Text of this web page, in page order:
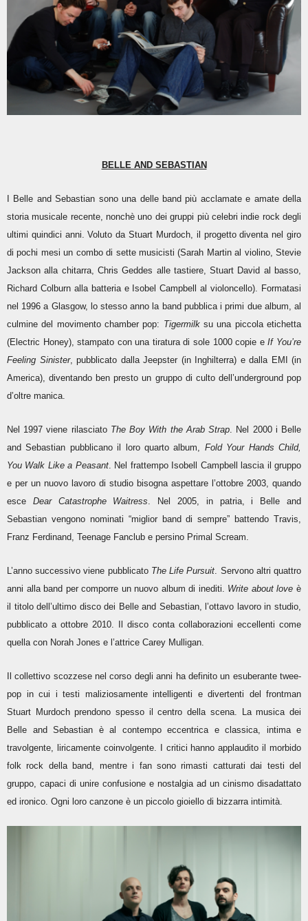
BELLE AND SEBASTIAN
I Belle and Sebastian sono una delle band più acclamate e amate della
storia musicale recente, nonchè uno dei gruppi più celebri indie rock degli
ultimi quindici anni. Voluto da Stuart Murdoch, il progetto diventa nel giro
di pochi mesi un combo di sette musicisti (Sarah Martin al violino, Stevie
Jackson alla chitarra, Chris Geddes alle tastiere, Stuart David al basso,
Richard Colburn alla batteria e Isobel Campbell al violoncello). Formatasi
nel 1996 a Glasgow, lo stesso anno la band pubblica i primi due album, al
culmine del movimento chamber pop: Tigermilksu una piccola etichetta
(Electric Honey), stampato con una tiratura di sole 1000 copie eIf You’re
Feeling Sinister, pubblicato dalla Jeepster (in Inghilterra) e dalla EMI (in
America), diventando ben presto un gruppo di culto dell’underground pop
d’oltre manica.
Nel 1997 viene rilasciato The Boy With the Arab Strap. Nel 2000 i Belle
and Sebastian pubblicano il loro quarto album, Fold Your Hands Child,
You Walk Like a Peasant. Nel frattempo Isobell Campbell lascia il gruppo
e per un nuovo lavoro di studio bisogna aspettare l’ottobre 2003, quando
esce Dear Catastrophe Waitress. Nel 2005, in patria, i Belle and
Sebastian vengono nominati “miglior band di sempre” battendo Travis,
Franz Ferdinand, Teenage Fanclub e persino Primal Scream.
L’anno successivo viene pubblicato The Life Pursuit. Servono altri quattro
anni alla band per comporre un nuovo album di inediti. Write about love è
il titolo dell’ultimo disco dei Belle and Sebastian, l’ottavo lavoro in studio,
pubblicato a ottobre 2010. Il disco conta collaborazioni eccellenti come
quella con Norah Jones e l’attrice Carey Mulligan.
Il collettivo scozzese nel corso degli anni ha definito un esuberante twee-
pop in cui i testi maliziosamente intelligenti e divertenti del frontman
Stuart Murdoch prendono spesso il centro della scena. La musica dei
Belle and Sebastian è al contempo eccentrica e classica, intima e
travolgente, liricamente coinvolgente. I critici hanno applaudito il morbido
folk rock della band, mentre i fan sono rimasti catturati dai testi del
gruppo, capaci di unire confusione e nostalgia ad un cinismo disadattato
ed ironico. Ogni loro canzone è un piccolo gioiello di bizzarra intimità.